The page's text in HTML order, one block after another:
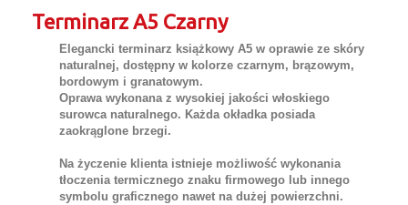
Terminarz A5 Czarny
Elegancki terminarz książkowy A5 w oprawie ze skóry
naturalnej, dostępny w kolorze czarnym, brązowym,
bordowym i granatowym.
Oprawa wykonana z wysokiej jakości włoskiego
surowca naturalnego. Każda okładka posiada
zaokrąglone brzegi.
Na życzenie klienta istnieje możliwość wykonania
tłoczenia termicznego znaku firmowego lub innego
symbolu graficznego nawet na dużej powierzchni.